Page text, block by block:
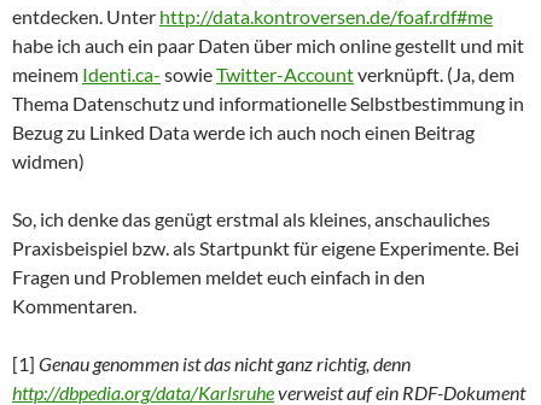
entdecken. Unter http://data.kontroversen.de/foaf.rdf#me
habe ich auch ein paar Daten über mich online gestellt und mit
meinem Identi.ca- sowieTwitter-Accountverknüpft. (Ja, dem
Thema Datenschutz und informationelle Selbstbestimmung in
Bezug zu Linked Data werde ich auch noch einen Beitrag
widmen)
So, ich denke das genügt erstmal als kleines, anschauliches
Praxisbeispiel bzw. als Startpunkt für eigene Experimente. Bei
Fragen und Problemen meldet euch einfach in den
Kommentaren.
[1] Genau genommen ist das nicht ganz richtig, denn
http://dbpedia.org/data/Karlsruheverweistauf ein RDF-Dokument